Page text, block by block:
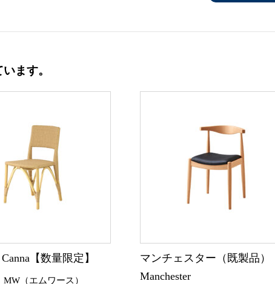
ます。
【数量限定】
MW（エムワース）
マンチェスター（既製品）
Manchester